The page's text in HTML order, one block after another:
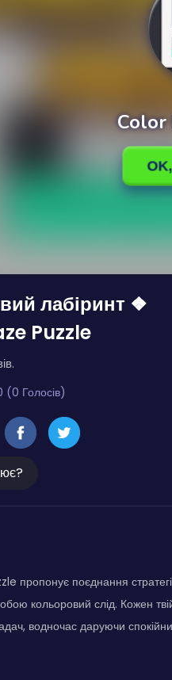
лабіринт ❖
Puzzle
(0 Голосів)
пропонує поєднання
кольоровий слід. Кожен
водночас даруючи